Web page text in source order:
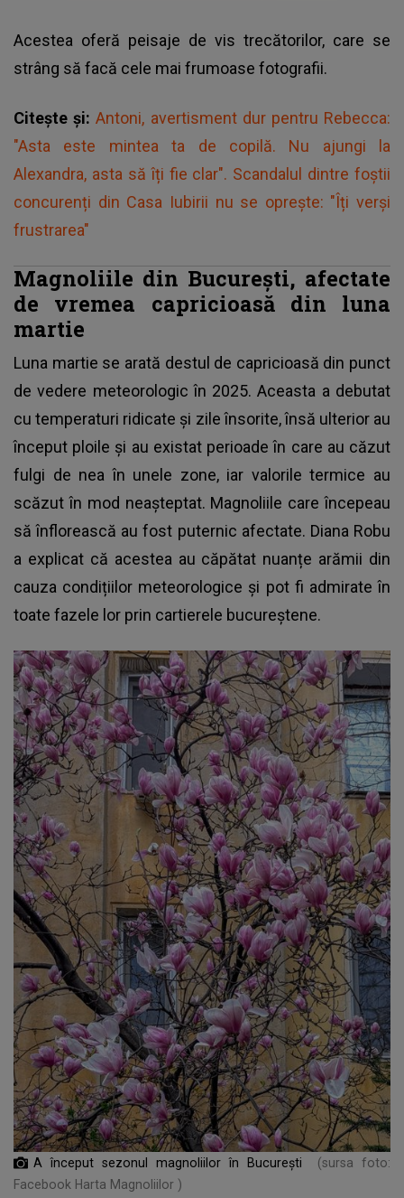
Acestea oferă peisaje de vis trecătorilor, care se
strâng să facă cele mai frumoase fotografii.
Citește și:Antoni, avertisment dur pentru Rebecca:
"Asta este mintea ta de copilă. Nu ajungi la
Alexandra, asta să îți fie clar". Scandalul dintre foștii
concurenți din Casa Iubirii nu se oprește: "Îți verși
frustrarea"
Magnoliile din București, afectate
de vremea capricioasă din luna
martie
Luna martie se arată destul de capricioasă din punct
de vedere meteorologic în 2025. Aceasta a debutat
cu temperaturi ridicate și zile însorite, însă ulterior au
început ploile și au existat perioade în care au căzut
fulgi de nea în unele zone, iar valorile termice au
scăzut în mod neașteptat. Magnoliile care începeau
să înflorească au fost puternic afectate. Diana Robu
a explicat că acestea au căpătat nuanțe arămii din
cauza condițiilor meteorologice și pot fi admirate în
toate fazele lor prin cartierele bucureștene.
A început sezonul magnoliilor în București
(sursa foto:
Facebook Harta Magnoliilor )